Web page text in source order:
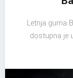
Letnja guma
dostupna je